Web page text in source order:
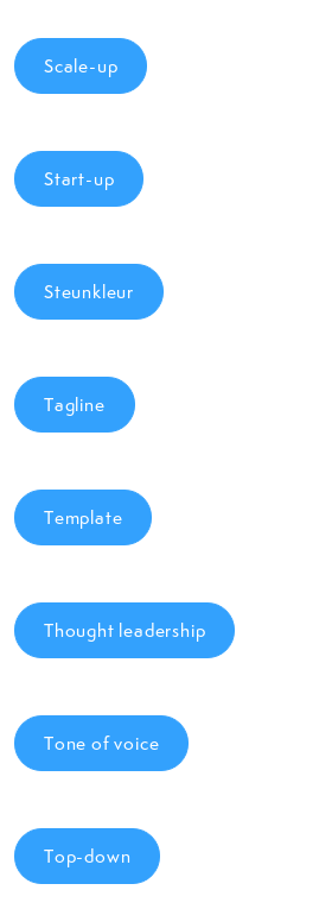
Scale-up
Start-up
Steunkleur
Tagline
Template
Thought leadership
Tone of voice
Top-down